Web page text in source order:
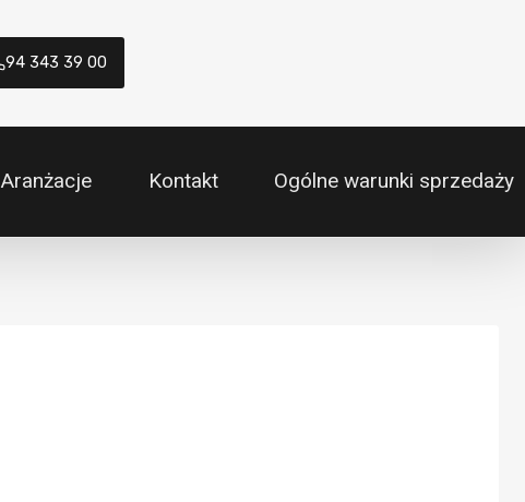
94 343 39 00
Aranżacje Kontakt Ogólne warunki sprzedaży